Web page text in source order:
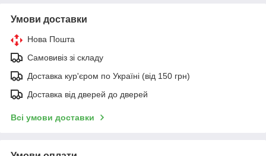
Умови доставки
Нова Пошта
Самовивіз зі складу
Доставка кур'єром по Україні (від 150 грн)
Доставка від дверей до дверей
Всі умови доставки